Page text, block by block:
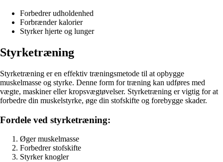
Forbedrer udholdenhed
Forbrænder kalorier
Styrker hjerte og lunger
Styrketræning
Styrketræning er en effektiv træningsmetode til at opbygge
muskelmasse og styrke. Denne form for træning kan udføres med
vægte, maskiner eller kropsvægtøvelser. Styrketræning er vigtig for at
forbedre din muskelstyrke, øge din stofskifte og forebygge skader.
Fordele ved styrketræning:
Øger muskelmasse
Forbedrer stofskifte
Styrker knogler